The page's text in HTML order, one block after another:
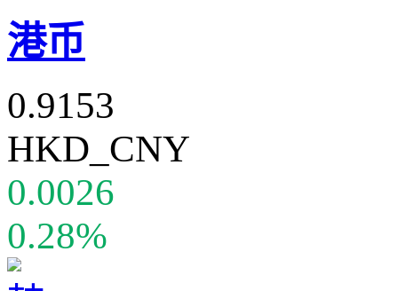
港币
0.9153
HKD_CNY
0.0026
0.28%